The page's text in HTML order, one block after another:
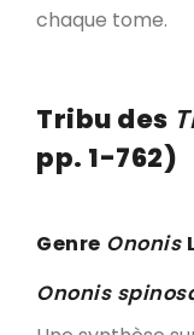
chaque tome.
Tribu des
pp. 1-762)
Genre Ononis
Ononis